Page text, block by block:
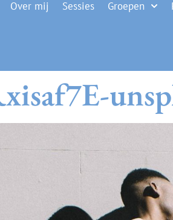
Over mij Sessies Groepen